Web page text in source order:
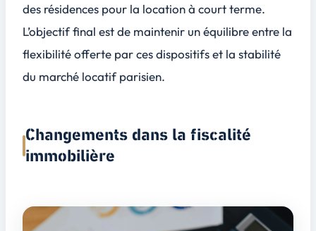
des résidences pour la location à court terme.
L’objectif final est de maintenir un équilibre entre la
flexibilité offerte par ces dispositifs et la stabilité
du marché locatif parisien.
Changements dans la fiscalité
immobilière